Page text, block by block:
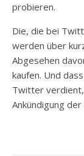
probieren.
Die, die bei
werden über
Abgesehen
kaufen. Und
Twitter
Ankündigung